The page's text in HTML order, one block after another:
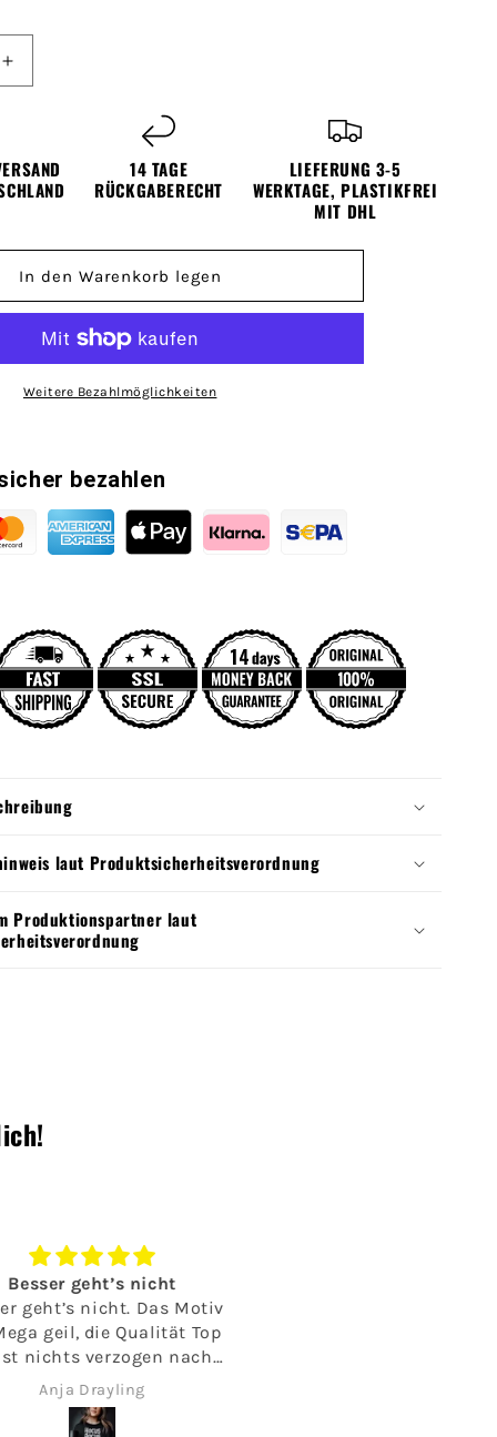
Erhöhe
die
Premium
Hoodie
Jungfrau
14 TAGE
RÜCKGABERECHT
LIEFERUNG 3-5
WERKTAGE, PLASTIKFREI
MIT DHL
In den Warenkorb legen
Weitere Bezahlmöglichkeiten
bezahlen
laut Produktsicherheitsverordnung
Produktionspartner laut
geht’s nicht
geht’s nicht. Das Motiv
geil, die Qualität Top
nichts verzogen nach
Hier kaufe ich
und habe Ravenglam
weiterempfohlen
Anja Drayling